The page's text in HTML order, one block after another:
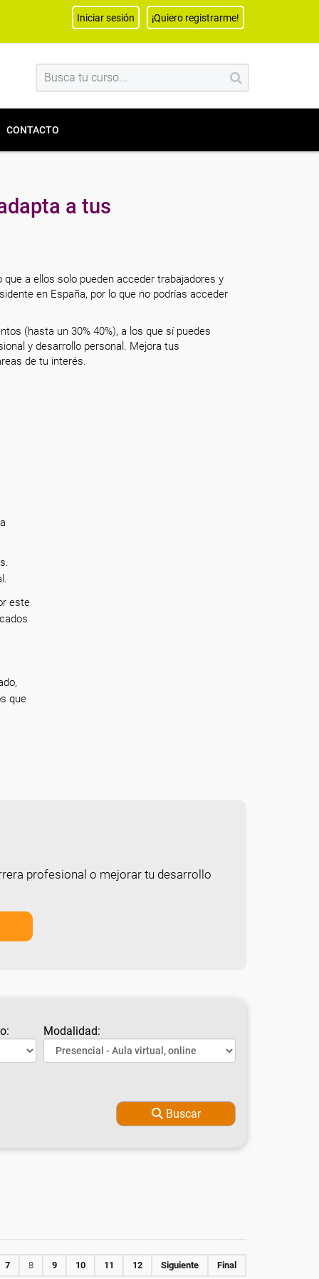
Iniciar sesión ¡Quiero registrarme!
CONTACTO
a tus
a ellos solo pueden acceder trabajadores y
en España, por lo que no podrías acceder
(hasta un 30% 40%), a los que sí puedes
y desarrollo personal. Mejora tus
de tu interés.
este
que
profesional o mejorar tu desarrollo
Modalidad:
Buscar
7 8 9 10 11 12 Siguiente Final